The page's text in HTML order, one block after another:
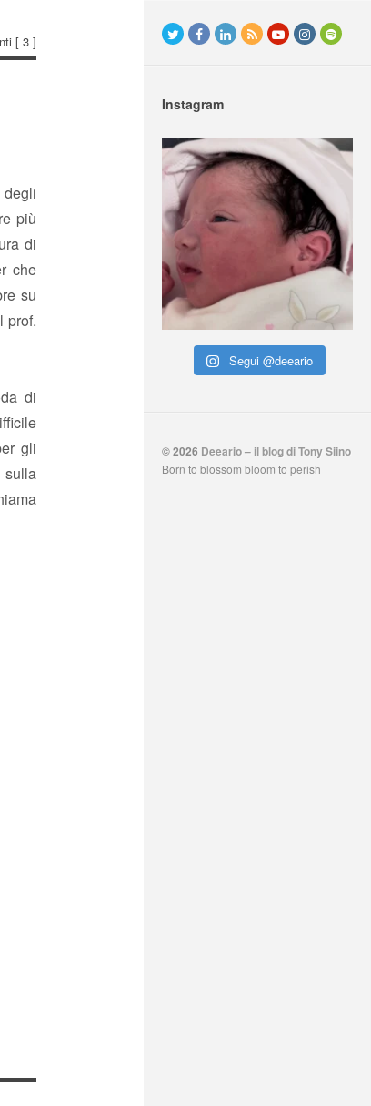
[ 3 ]
più
di
che
su
prof.
di
gli
Instagram
Segui @deeario
© 2026 Deeario – il blog di Tony Siino
Born to blossom bloom to perish